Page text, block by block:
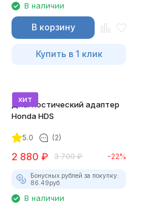
В наличии
В корзину
Купить в 1 клик
хит
Диагностический адаптер
Honda HDS
5.0 (2)
2 880 ₽ 3 700 ₽ -22%
Бонусных рублей за покупку:
86.49руб.
В наличии